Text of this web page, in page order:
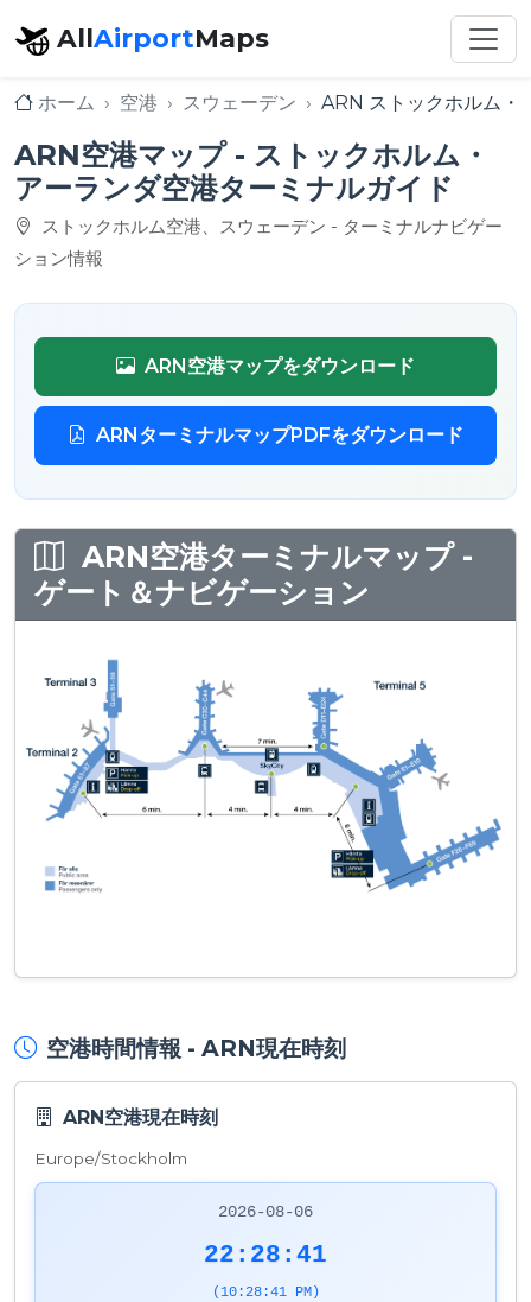
AllAirportMaps
ホーム 空港 スウェーデン ARN ストックホルム・
ARN空港マップ - ストックホルム・
アーランダ空港ターミナルガイド
ストックホルム空港、スウェーデン - ターミナルナビゲー
ション情報
ARN空港マップをダウンロード
ARNターミナルマップPDFをダウンロード
ARN空港ターミナルマップ -
ゲート＆ナビゲーション
空港時間情報 - ARN現在時刻
ARN空港現在時刻
Europe/Stockholm
2026-08-06
22:28:41
(10:28:41 PM)